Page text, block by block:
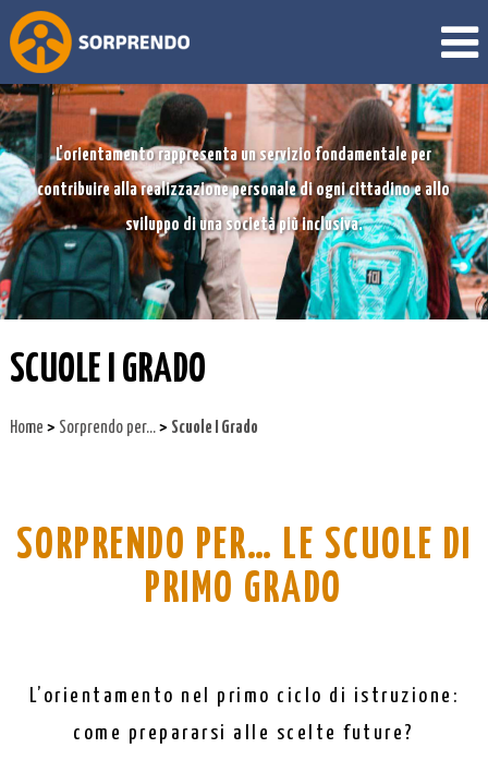
L'orientamento rappresenta un servizio fondamentale per
contribuire alla realizzazione personale di ogni cittadino e allo
sviluppo di una società più inclusiva.
SCUOLE I GRADO
Home > Sorprendo per…> Scuole I Grado
SORPRENDO PER… LE SCUOLE DI
PRIMO GRADO
L’orientamento nel primo ciclo di istruzione:
come prepararsi alle scelte future?